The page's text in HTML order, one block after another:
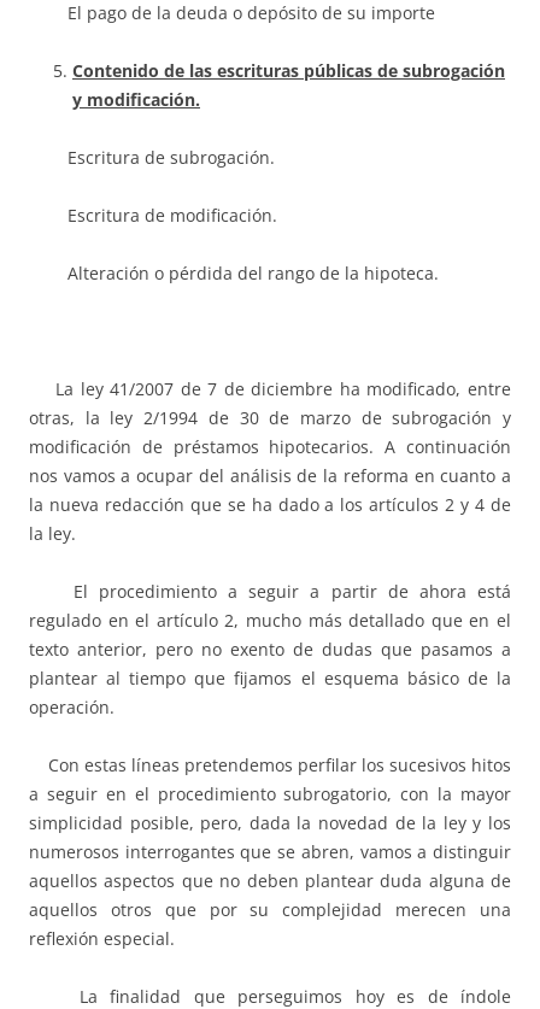
El pago de la deuda o depósito de su importe
Contenido de las escrituras públicas de subrogación
y modificación.
Escritura de subrogación.
Escritura de modificación.
Alteración o pérdida del rango de la hipoteca.
La ley 41/2007 de 7 de diciembre ha modificado, entre
otras, la ley 2/1994 de 30 de marzo de subrogación y
modificación de préstamos hipotecarios. A continuación
nos vamos a ocupar del análisis de la reforma en cuanto a
la nueva redacción que se ha dado a los artículos 2 y 4 de
la ley.
El procedimiento a seguir a partir de ahora está
regulado en el artículo 2, mucho más detallado que en el
texto anterior, pero no exento de dudas que pasamos a
plantear al tiempo que fijamos el esquema básico de la
operación.
Con estas líneas pretendemos perfilar los sucesivos hitos
a seguir en el procedimiento subrogatorio, con la mayor
simplicidad posible, pero, dada la novedad de la ley y los
numerosos interrogantes que se abren, vamos a distinguir
aquellos aspectos que no deben plantear duda alguna de
aquellos otros que por su complejidad merecen una
reflexión especial.
La finalidad que perseguimos hoy es de índole